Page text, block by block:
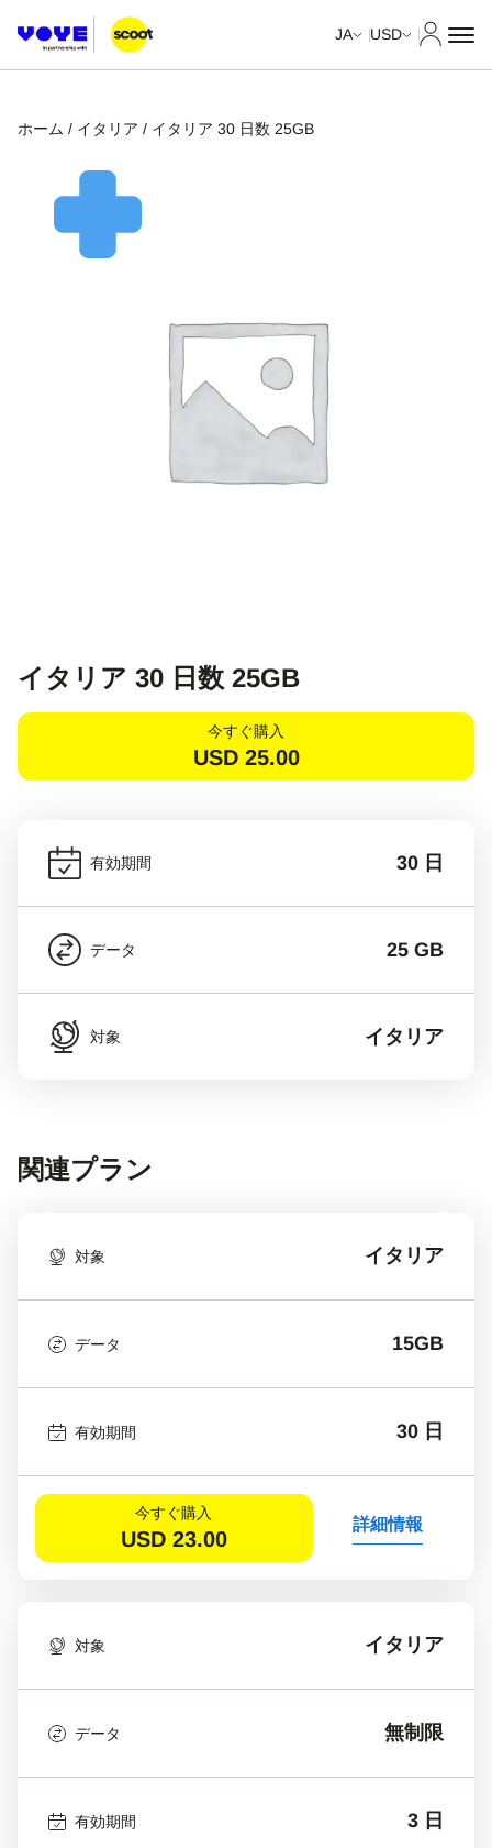
JA USD
ホーム / イタリア / イタリア 30 日数 25GB
イタリア 30 日数 25GB
今すぐ購入
USD 25.00
有効期間 30 日
データ 25 GB
対象 イタリア
関連プラン
対象 イタリア
データ 15GB
有効期間 30 日
今すぐ購入
USD 23.00
詳細情報
対象 イタリア
データ 無制限
有効期間 3 日